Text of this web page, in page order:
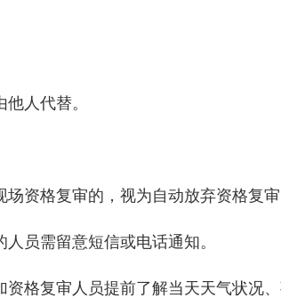
人代替。
资格复审的，视为自动放弃资格复审
员需留意短信或电话通知。
资格复审人员提前了解当天天气状况